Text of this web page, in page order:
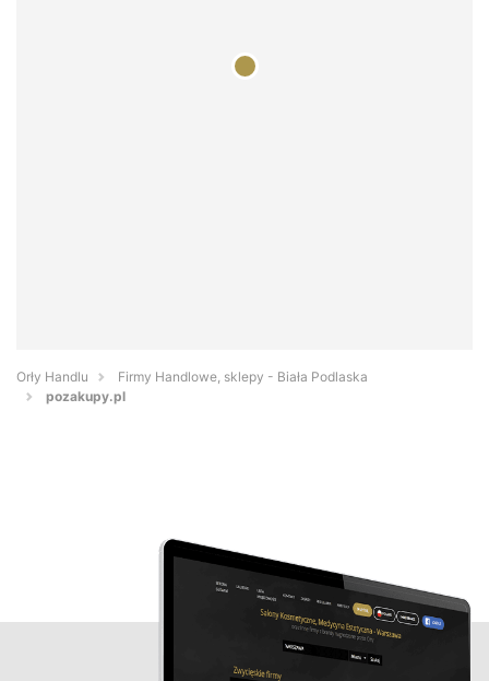
Orły Handlu
Firmy Handlowe, sklepy - Biała Podlaska
pozakupy.pl